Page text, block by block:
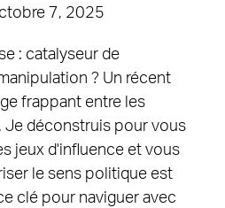
7, 2025
: catalyseur de
? Un récent
frappant entre les
Je déconstruis pour vous
jeux d'influence et vous
le sens politique est
clé pour naviguer avec